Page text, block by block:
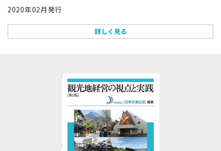
2020年02月発行
詳しく見る